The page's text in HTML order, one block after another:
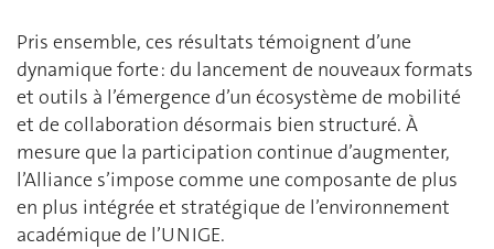
Pris ensemble, ces résultats témoignent d’une
dynamique forte : du lancement de nouveaux formats
et outils à l’émergence d’un écosystème de mobilité
et de collaboration désormais bien structuré. À
mesure que la participation continue d’augmenter,
l’Alliance s’impose comme une composante de plus
en plus intégrée et stratégique de l’environnement
académique de l’UNIGE.